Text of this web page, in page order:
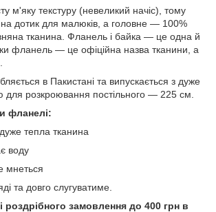
м'яку текстуру (невеликий начіс), тому
дотик для малюків, а головне — 100%
тканина. Фланель і байка — це одна й
фланель — це офіційна назва тканини, а
в Пакистані та випускається з дуже
розкроювання постільного — 225 см.
фланелі:
тепла тканина
воду
мнеться
та довго слугуватиме.
роздрібного замовлення до 400 грн в